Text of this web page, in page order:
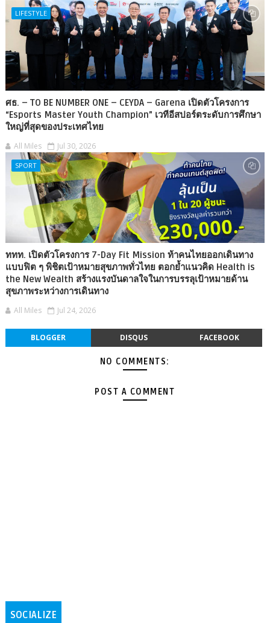
LIFESTYLE
ศธ. – TO BE NUMBER ONE – CEYDA – Garena เปิดตัวโครงการ
“Esports Master Youth Champion” เวทีอีสปอร์ตระดับการศึกษา
ใหญ่ที่สุดของประเทศไทย
All Miles Jul 30, 2026
SPORT
ททท. เปิดตัวโครงการ 7-Day Fit Mission ท้าคนไทยออกเดินทาง
แบบฟิต ๆ พิชิตเป้าหมายสุขภาพทั่วไทย ตอกย้ำแนวคิด Health is
the New Wealth สร้างแรงบันดาลใจในการบรรลุเป้าหมายด้าน
สุขภาพระหว่างการเดินทาง
All Miles Jul 24, 2026
BLOGGER DISQUS FACEBOOK
NO COMMENTS:
POST A COMMENT
SOCIALIZE